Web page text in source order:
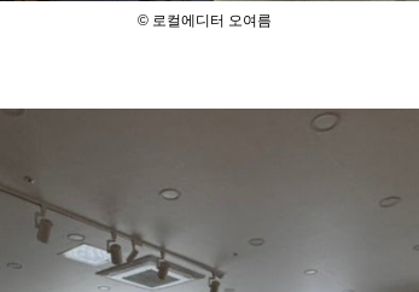
© 로컬에디터 오여름